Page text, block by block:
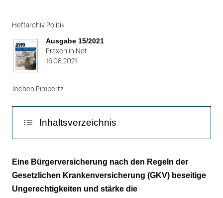
1
von
2
Heftarchiv Politik
Ausgabe 15/2021
Praxen in Not
16.08.2021
Jochen Pimpertz
Inhaltsverzeichnis
Solidarität ist messbar
Abgewälzt auf Die Jungen
Eine Bürgerversicherung nach den Regeln der
Gesetzlichen Krankenversicherung (GKV) beseitige
Ungerechtigkeiten und stärke die